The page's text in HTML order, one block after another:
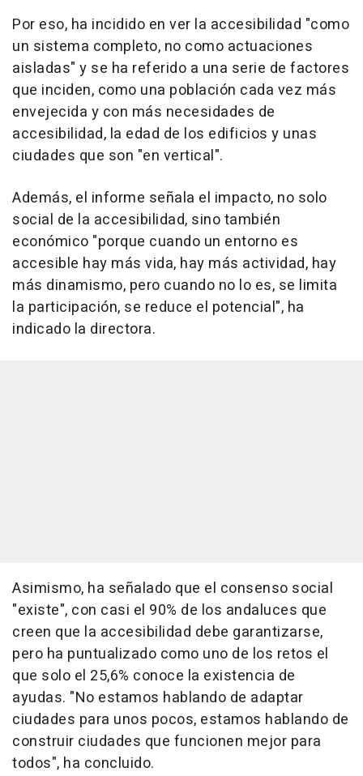
Por eso, ha incidido en ver la accesibilidad "como
un sistema completo, no como actuaciones
aisladas" y se ha referido a una serie de factores
que inciden, como una población cada vez más
envejecida y con más necesidades de
accesibilidad, la edad de los edificios y unas
ciudades que son "en vertical".
Además, el informe señala el impacto, no solo
social de la accesibilidad, sino también
económico "porque cuando un entorno es
accesible hay más vida, hay más actividad, hay
más dinamismo, pero cuando no lo es, se limita
la participación, se reduce el potencial", ha
indicado la directora.
Asimismo, ha señalado que el consenso social
"existe", con casi el 90% de los andaluces que
creen que la accesibilidad debe garantizarse,
pero ha puntualizado como uno de los retos el
que solo el 25,6% conoce la existencia de
ayudas. "No estamos hablando de adaptar
ciudades para unos pocos, estamos hablando de
construir ciudades que funcionen mejor para
todos", ha concluido.